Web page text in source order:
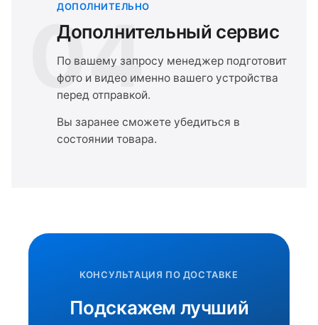
04
ДОПОЛНИТЕЛЬНО
Дополнительный сервис
По вашему запросу менеджер подготовит
фото и видео именно вашего устройства
перед отправкой.
Вы заранее сможете убедиться в
состоянии товара.
КОНСУЛЬТАЦИЯ ПО ДОСТАВКЕ
Подскажем лучший